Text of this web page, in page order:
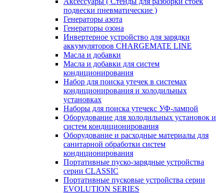
подвески пневматические )
Генераторы азота
Генераторы озона
Инвертерное устройство для зарядки
аккумуляторов CHARGEMATE LINE
Масла и добавки
Масла и добавки для систем
кондиционирования
Набор для поиска утечек в системах
кондиционирования и холодильных
установках
Наборы для поиска утечекс УФ-лампой
Оборудование для холодильных установок и
систем кондиционирования
Оборудование и расходные материалы для
санитарной обработки систем
кондиционирования
Портативные пуско-зарядные устройства
серии CLASSIC
Портативные пусковые устройства серии
EVOLUTION SERIES